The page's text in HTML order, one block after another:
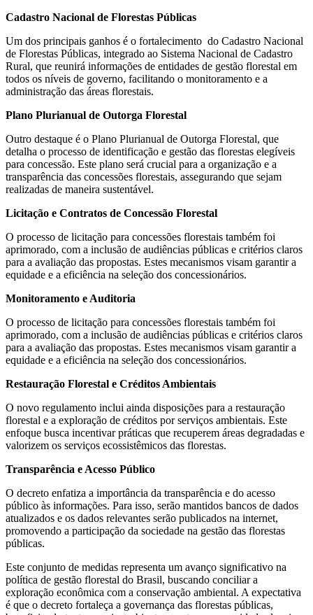
Cadastro Nacional de Florestas Públicas
Um dos principais ganhos é o fortalecimento do Cadastro Nacional
de Florestas Públicas, integrado ao Sistema Nacional de Cadastro
Rural, que reunirá informações de entidades de gestão florestal em
todos os níveis de governo, facilitando o monitoramento e a
administração das áreas florestais.
Plano Plurianual de Outorga Florestal
Outro destaque é o Plano Plurianual de Outorga Florestal, que
detalha o processo de identificação e gestão das florestas elegíveis
para concessão. Este plano será crucial para a organização e a
transparência das concessões florestais, assegurando que sejam
realizadas de maneira sustentável.
Licitação e Contratos de Concessão Florestal
O processo de licitação para concessões florestais também foi
aprimorado, com a inclusão de audiências públicas e critérios claros
para a avaliação das propostas. Estes mecanismos visam garantir a
equidade e a eficiência na seleção dos concessionários.
Monitoramento e Auditoria
O processo de licitação para concessões florestais também foi
aprimorado, com a inclusão de audiências públicas e critérios claros
para a avaliação das propostas. Estes mecanismos visam garantir a
equidade e a eficiência na seleção dos concessionários.
Restauração Florestal e Créditos Ambientais
O novo regulamento inclui ainda disposições para a restauração
florestal e a exploração de créditos por serviços ambientais. Este
enfoque busca incentivar práticas que recuperem áreas degradadas e
valorizem os serviços ecossistêmicos das florestas.
Transparência e Acesso Público
O decreto enfatiza a importância da transparência e do acesso
público às informações. Para isso, serão mantidos bancos de dados
atualizados e os dados relevantes serão publicados na internet,
promovendo a participação da sociedade na gestão das florestas
públicas.
Este conjunto de medidas representa um avanço significativo na
política de gestão florestal do Brasil, buscando conciliar a
exploração econômica com a conservação ambiental. A expectativa
é que o decreto fortaleça a governança das florestas públicas,